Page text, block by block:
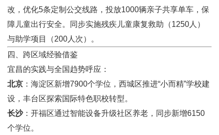
改，优化5条定制公交线路，投放1000辆亲子共享单车，保
障儿童出行安全。同步实施残疾儿童康复救助（1250人）
与助学项目（200人次）。
四、跨区域经验借鉴
宜昌的实践与全国趋势呼应：
北京 ：海淀区新增7900个学位，西城区推进“小而精”学校建
设，丰台区探索国际特色职校转型。
长沙：开福区通过智能设备升级社区养老，同步新增6150
个学位。